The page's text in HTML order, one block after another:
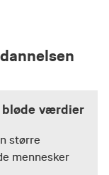
bløde værdier
større
mennesker